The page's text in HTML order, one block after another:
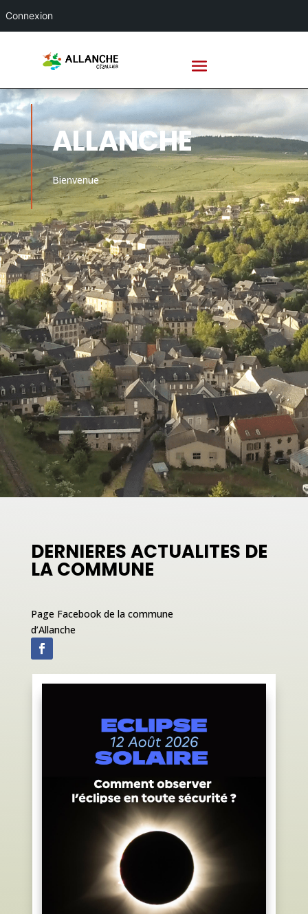
ALLANCHE
Bienvenue
DERNIERES ACTUALITES DE
LA COMMUNE
Page Facebook de la commune
d’Allanche
Connexion